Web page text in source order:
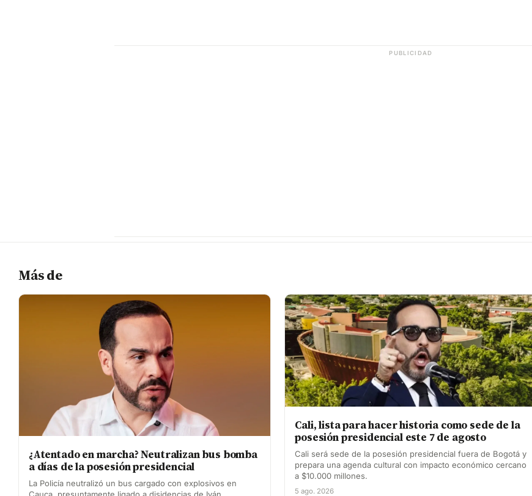
PUBLICIDAD
Más de
¿Atentado en marcha? Neutralizan bus bomba
a días de la posesión presidencial
La Policía neutralizó un bus cargado con explosivos en
Cali, lista para hacer historia como sede de la
posesión presidencial este 7 de agosto
Cali será sede de la posesión presidencial fuera de Bogotá y
prepara una agenda cultural con impacto económico cercano
a $10.000 millones.
5 ago. 2026